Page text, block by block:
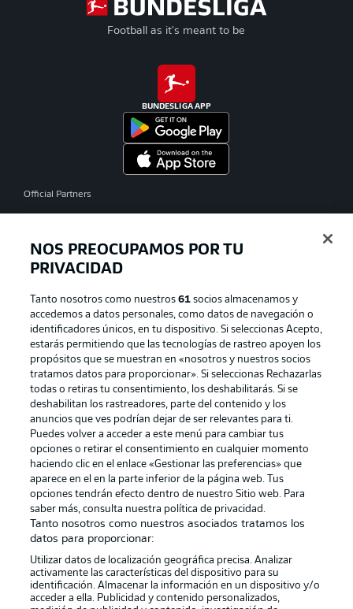
Football as it's meant to be
BUNDESLIGA APP
Official Partners
Publicidad Aviso legal
Gestionar las preferencias Declaracion de privacidad
Canales Trabajos
Jugadores Condiciones de uso
Sello Editorial Contacto
NOS PREOCUPAMOS POR TU
PRIVACIDAD
Tanto nosotros como nuestros61 socios almacenamos y
accedemos a datos personales, como datos de navegación o
identificadores únicos, en tu dispositivo. Si seleccionas Acepto,
estarás permitiendo que las tecnologías de rastreo apoyen los
propósitos que se muestran en «nosotros y nuestros socios
tratamos datos para proporcionar». Si seleccionas Rechazarlas
todas o retiras tu consentimiento, los deshabilitarás. Si se
deshabilitan los rastreadores, parte del contenido y los
anuncios que ves podrían dejar de ser relevantes para ti.
Puedes volver a acceder a este menú para cambiar tus
opciones o retirar el consentimiento en cualquier momento
haciendo clic en el enlace «Gestionar las preferencias» que
aparece en el en la parte inferior de la página web. Tus
opciones tendrán efecto dentro de nuestro Sitio web. Para
saber más, consulta nuestra política de privacidad.
Tanto nosotros como nuestros asociados tratamos los
datos para proporcionar:
Utilizar datos de localización geográfica precisa. Analizar
activamente las características del dispositivo para su
identificación. Almacenar la información en un dispositivo y/o
acceder a ella. Publicidad y contenido personalizados,